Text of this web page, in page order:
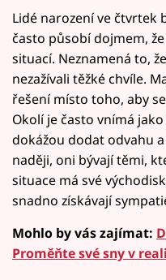
Lidé narození ve čtvrtek
často působí dojmem,
situací. Neznamená to,
nezažívali těžké chvíle.
řešení místo toho, aby
Okolí je často vnímá
dokážou dodat odvahu
naději, oni bývají těmi,
situace má své
snadno získávají
Mohlo by vás zajímat:
Proměňte své sny v